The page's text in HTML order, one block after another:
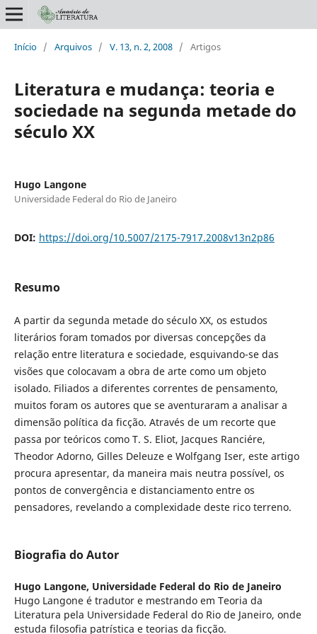
Início / Arquivos / V. 13, n. 2, 2008 / Artigos
Literatura e mudança: teoria e
sociedade na segunda metade do
século XX
Hugo Langone
Universidade Federal do Rio de Janeiro
DOI: https://doi.org/10.5007/2175-7917.2008v13n2p86
Resumo
A partir da segunda metade do século XX, os estudos
literários foram tomados por diversas concepções da
relação entre literatura e sociedade, esquivando-se das
visões que colocavam a obra de arte como um objeto
isolado. Filiados a diferentes correntes de pensamento,
muitos foram os autores que se aventuraram a analisar a
dimensão política da ficção. Através de um recorte que
passa por teóricos como T. S. Eliot, Jacques Ranciére,
Theodor Adorno, Gilles Deleuze e Wolfgang Iser, este artigo
procura apresentar, da maneira mais neutra possível, os
pontos de convergência e distanciamento entre os
pensadores, revelando a complexidade deste rico terreno.
Biografia do Autor
Hugo Langone, Universidade Federal do Rio de Janeiro
Hugo Langone é tradutor e mestrando em Teoria da
Literatura pela Universidade Federal do Rio de Janeiro, onde
estuda filosofia patrística e teorias da ficção.